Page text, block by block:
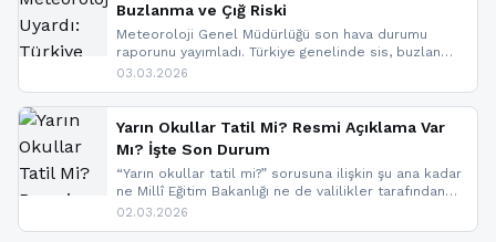
Buzlanma ve Çığ Riski
Meteoroloji Genel Müdürlüğü son hava durumu
raporunu yayımladı. Türkiye genelinde sis, buzlanma
ve don beklenirken Doğu Anadolu ve Doğu
yapıldı. İşte son dakika meteoroloji gelişmeleri.
03.03.2026
Yarın Okullar Tatil Mi? Resmi Açıklama Var
Mı? İşte Son Durum
“Yarın okullar tatil mi?” sorusuna ilişkin şu ana kadar
ne Millî Eğitim Bakanlığı ne de valilikler tarafından
yapılmış resmi bir tatil açıklaması bulunmamaktadır.
02.03.2026